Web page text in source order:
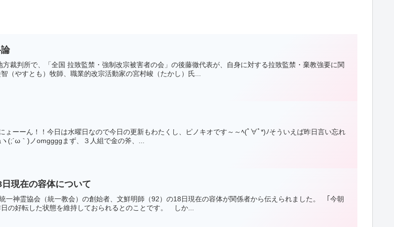
裁判所で、「全国 拉致監禁・強制改宗被害者の会」の後藤徹代表が、自身に対する拉致監禁・棄教強要に関
（やすとも）牧師、職業的改宗活動家の宮村峻（たかし）氏...
ょーーん！！今日は水曜日なので今日の更新もわたくし、ピノキオです～～ﾍ(ﾟ∀ﾟ*)ﾉそういえば昨日言い忘れ
(;´ω｀)ノomggggまず、３人組で金の斧、...
現在の容体について
一神霊協会（統一教会）の創始者、文鮮明師（92）の18日現在の容体が関係者から伝えられました。 ｢今朝
の好転した状態を維持しておられるとのことです。 しか...